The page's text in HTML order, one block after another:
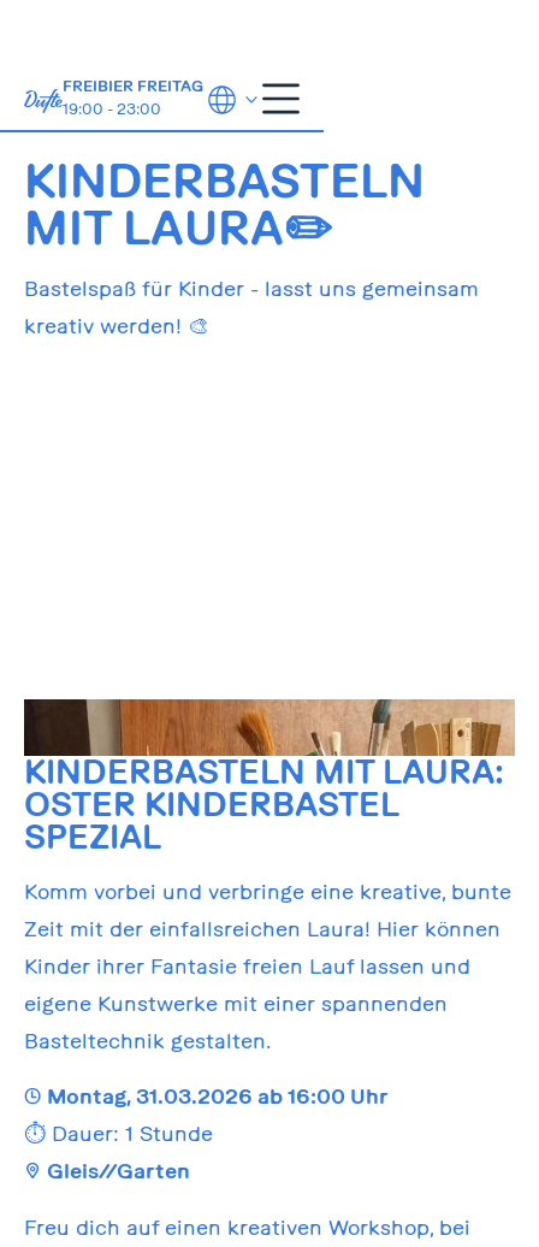
FREIBIER FREITAG
19:00 - 23:00
31.3.2026 16:00
KINDERBASTELN
MIT LAURA✏️
Bastelspaß für Kinder - lasst uns gemeinsam
kreativ werden! 🎨
KINDERBASTELN MIT LAURA:
OSTER KINDERBASTEL
SPEZIAL
Komm vorbei und verbringe eine kreative, bunte
Zeit mit der einfallsreichen Laura! Hier können
Kinder ihrer Fantasie freien Lauf lassen und
eigene Kunstwerke mit einer spannenden
Basteltechnik gestalten.
🕒 Montag, 31.03.2026 ab 16:00 Uhr
⏱️ Dauer: 1 Stunde
📍 Gleis//Garten
Freu dich auf einen kreativen Workshop, bei